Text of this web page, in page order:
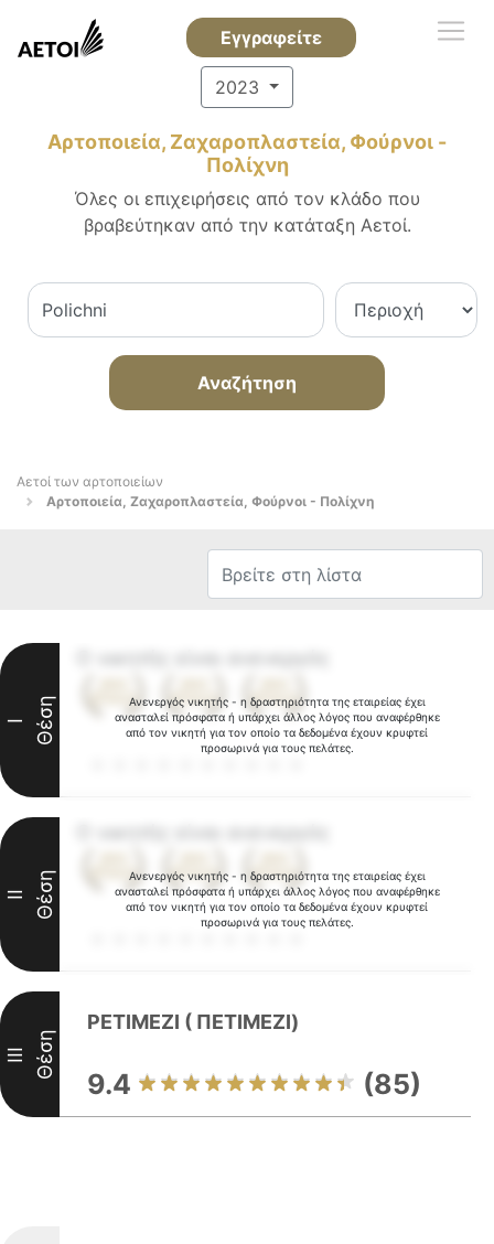
Εγγραφείτε
2023
Αρτοποιεία, Ζαχαροπλαστεία, Φούρνοι -
Πολίχνη
Όλες οι επιχειρήσεις από τον κλάδο που
βραβεύτηκαν από την κατάταξη Αετοί.
Αναζήτηση
Αετοί των αρτοποιείων
Αρτοποιεία, Ζαχαροπλαστεία, Φούρνοι - Πολίχνη
Ανενεργός νικητής - η δραστηριότητα της εταιρείας έχει
ανασταλεί πρόσφατα ή υπάρχει άλλος λόγος που αναφέρθηκε
από τον νικητή για τον οποίο τα δεδομένα έχουν κρυφτεί
προσωρινά για τους πελάτες.
I Θέση
Ανενεργός νικητής - η δραστηριότητα της εταιρείας έχει
ανασταλεί πρόσφατα ή υπάρχει άλλος λόγος που αναφέρθηκε
από τον νικητή για τον οποίο τα δεδομένα έχουν κρυφτεί
προσωρινά για τους πελάτες.
II Θέση
III Θέση
PETIMEZI ( ΠΕΤΙΜΕΖΙ)
9.4 (85)